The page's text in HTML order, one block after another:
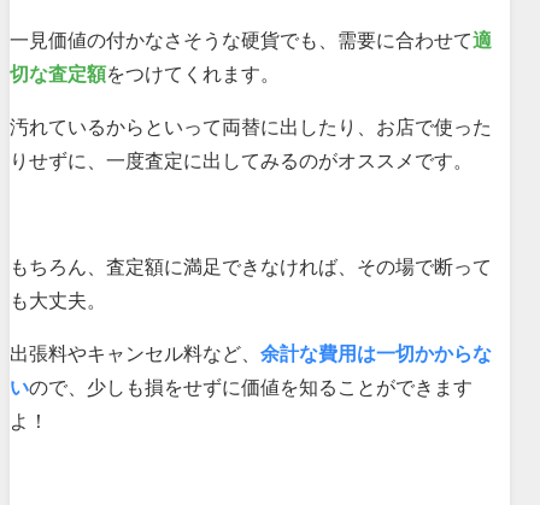
一見価値の付かなさそうな硬貨でも、需要に合わせて適
切な査定額をつけてくれます。
汚れているからといって両替に出したり、お店で使った
りせずに、一度査定に出してみるのがオススメです。
もちろん、査定額に満足できなければ、その場で断って
も大丈夫。
出張料やキャンセル料など、 余計な費用は一切かからな
いので、少しも損をせずに価値を知ることができます
よ！